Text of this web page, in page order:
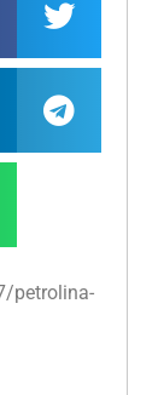
petrolina-